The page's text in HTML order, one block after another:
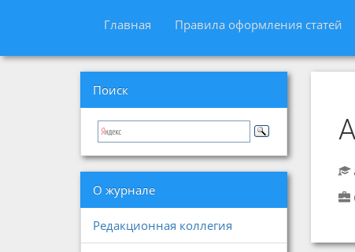
Главная Правила оформления статей
Поиск
О журнале
Редакционная коллегия